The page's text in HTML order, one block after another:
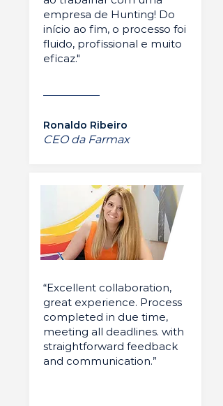
empresa de Hunting! Do
início ao fim, o processo foi
fluido, profissional e muito
eficaz."
Ronaldo Ribeiro
CEO da Farmax
“Excellent collaboration,
great experience. Process
completed in due time,
meeting all deadlines. with
straightforward feedback
and communication.”